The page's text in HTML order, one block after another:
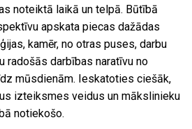
noteiktā laikā un telpā. Būtībā
apskata piecas dažādas
kamēr, no otras puses, darbu
radošās darbības naratīvu no
mūsdienām. Ieskatoties ciešāk,
izteiksmes veidus un mākslinieku
notiekošo.